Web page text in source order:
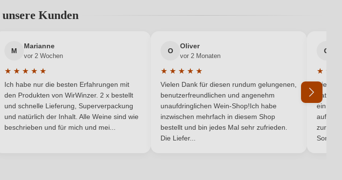
Rebsorte Nebbiolo
Traubenfarbe Rot
Weinart Rotwein
Ich habe mein Passwort vergessen
unsere Kunden
M
Marianne
vor 2 Wochen
★ ★ ★ ★ ★
Durchschnittliche Bewertung von 5 von 5 Sternen
Ich habe nur die besten Erfahrungen mit
den Produkten von WirWinzer. 2 x bestellt
und schnelle Lieferung, Superverpackung
und natürlich der Inhalt. Alle Weine sind wie
beschrieben und für mich und mei...
O
Oliver
vor 2 Monaten
★ ★ ★ ★ ★
Durchschnittliche Bewertung von 5 von 5 Sternen
Vielen Dank für diesen rundum gelungenen,
benutzerfreundlichen und angenehm
unaufdringlichen Wein-Shop!Ich habe
inzwischen mehrfach in diesem Shop
bestellt und bin jedes Mal sehr zufrieden.
Die Liefer...
G
★ ★
Die
hat
einmal
auf
zurück
Son...